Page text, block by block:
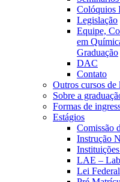
Colóquios
Legislação
Equipe,
em
Graduação
DAC
Contato
Outros cursos
Sobre a
Formas de
Estágios
Comissão
Instrução
LAE –
Lei Federal